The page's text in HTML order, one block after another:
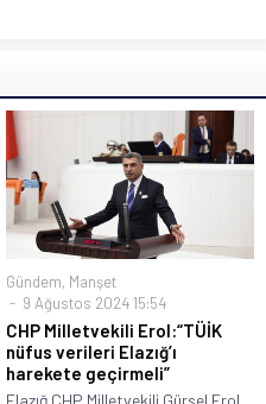
Gündem, Manşet
9 Ağustos 2024 15:54
CHP Milletvekili Erol:“TÜİK
nüfus verileri Elazığ’ı
harekete geçirmeli”